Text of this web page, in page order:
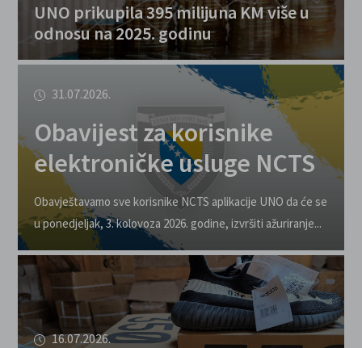
UNO prikupila 395 milijuna KM više u
odnosu na 2025. godinu
31.07.2026.
Obavijest za korisnike
elektroničke usluge NCTS
Obavještavamo sve korisnike NCTS aplikacije UNO da će se
u ponedjeljak, 3. kolovoza 2026. godine, izvršiti ažuriranje...
16.07.2026.